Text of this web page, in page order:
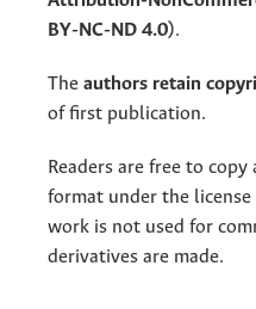
BY-NC-ND 4.0).
The authors retain
of first publication.
Readers are free to
format under the
work is not used for
derivatives are made.